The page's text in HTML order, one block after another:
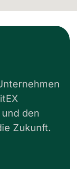
den
Zukunft.